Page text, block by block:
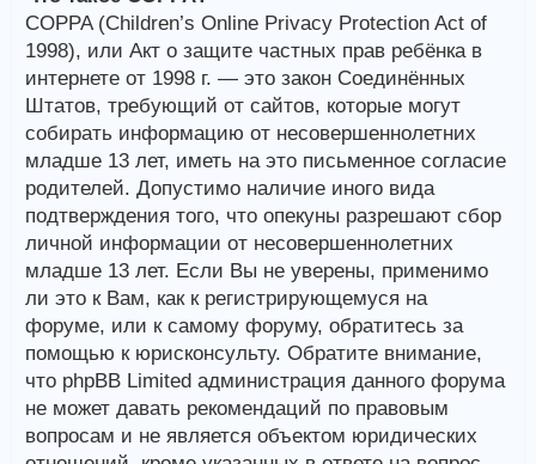
COPPA (Children’s Online Privacy Protection Act of
1998), или Акт о защите частных прав ребёнка в
интернете от 1998 г. — это закон Соединённых
Штатов, требующий от сайтов, которые могут
собирать информацию от несовершеннолетних
младше 13 лет, иметь на это письменное согласие
родителей. Допустимо наличие иного вида
подтверждения того, что опекуны разрешают сбор
личной информации от несовершеннолетних
младше 13 лет. Если Вы не уверены, применимо
ли это к Вам, как к регистрирующемуся на
форуме, или к самому форуму, обратитесь за
помощью к юрисконсульту. Обратите внимание,
что phpBB Limited администрация данного форума
не может давать рекомендаций по правовым
вопросам и не является объектом юридических